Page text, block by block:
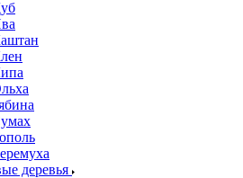
деревья